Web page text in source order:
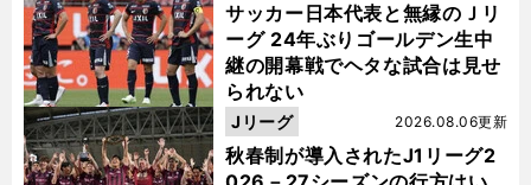
サッカー日本代表と無縁のＪリ
ーグ 24年ぶりゴールデン生中
継の開幕戦でヘタな試合は見せ
られない
秋春制が導入されたJ1リーグ2
2026.08.06更新
Jリーグ